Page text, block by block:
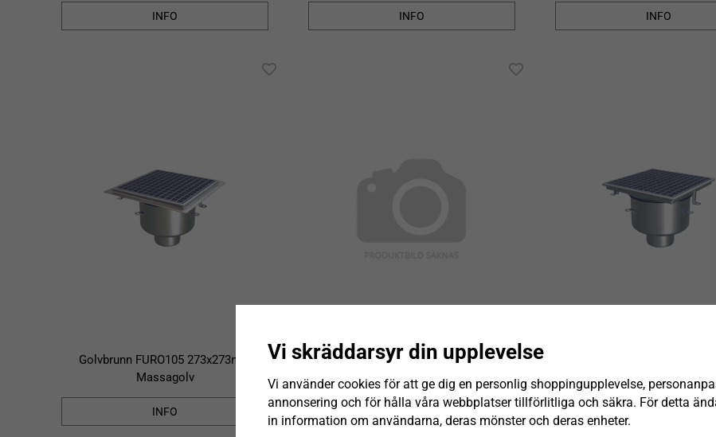
INFO INFO INFO
Golvbrunn FURO105 273x273mm
Massagolv
INFO
Golvbrunn FURO105 273x273mm
Klinker K5
Vi skräddarsyr din upplevelse
Vi använder cookies för att ge dig en personlig shoppingupplevelse,
annonsering och för hålla våra webbplatser tillförlitliga och säkra. För detta
in information om användarna, deras mönster och deras enheter.